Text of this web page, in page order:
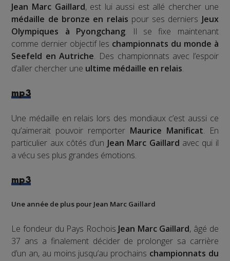
Jean Marc Gaillard, est lui aussi est allé chercher une
médaille de bronze en relais pour ses derniers Jeux
Olympiques à Pyongchang. Il se fixe maintenant
comme dernier objectif les championnats du monde à
Seefeld en Autriche. Des championnats avec l’espoir
d’aller chercher une ultime médaille en relais.
mp3
Une médaille en relais lors des mondiaux c’est aussi ce
qu’aimerait pouvoir remporter Maurice Manificat. En
particulier aux côtés d’un Jean Marc Gaillard avec qui il
a vécu ses plus grandes émotions.
mp3
Une année de plus pour Jean Marc Gaillard
Le fondeur du Pays Rochois Jean Marc Gaillard, âgé de
37 ans a finalement décider de prolonger sa carrière
d’un an, au moins jusqu’au prochains championnats du